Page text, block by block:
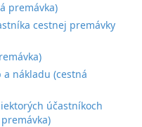
premávka)
cestnej premávky
a nákladu (cestná
účastníkoch